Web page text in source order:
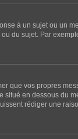
à un sujet ou un
du sujet. Par
que vos propres
en dessous du
rédiger une